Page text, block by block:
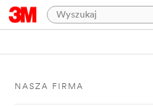
NASZA FIRMA